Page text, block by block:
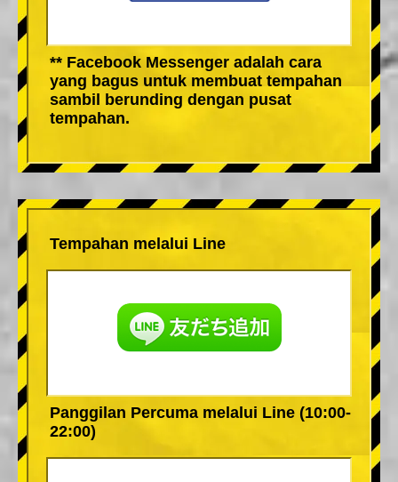
** Facebook Messenger adalah cara
yang bagus untuk membuat tempahan
sambil berunding dengan pusat
tempahan.
Tempahan melalui Line
Panggilan Percuma melalui Line (10:00-
22:00)